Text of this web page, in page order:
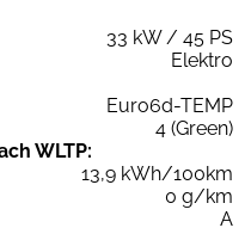
33 kW / 45 PS
Elektro
Euro6d-TEMP
4 (Green)
WLTP:
13,9 kWh/100km
0 g/km
A